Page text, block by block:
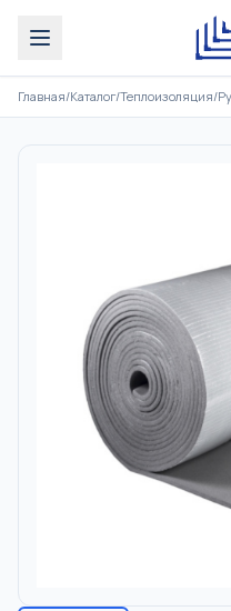
Главная/Каталог/Теплоизоляция/